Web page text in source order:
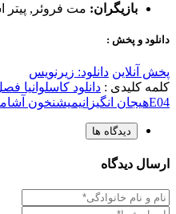
بازیگران: مت فروئر , پیتر
دانلود و پخش :
پخش آنلاین دانلود: زیرنویس
کلمه کلیدی : دانلود کاسلوانیا فصل 2
E04هیجان انگیز انیمیشنخون آشام
دیدگاه ها
ارسال دیدگاه